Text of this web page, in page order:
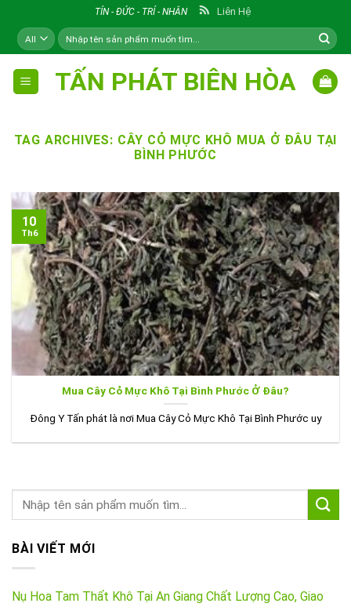
content
TÍN - ĐỨC - TRÍ - NHÂN Liên Hệ
Tìm
kiếm:
TẤN PHÁT BIÊN HÒA
TAG ARCHIVES: CÂY CỎ MỰC KHÔ MUA Ở ĐÂU TẠI
BÌNH PHƯỚC
Mua Cây Cỏ Mực Khô Tại Bình Phước Ở Đâu?
Đông Y Tấn phát là nơi Mua Cây Cỏ Mực Khô Tại Bình Phước uy
10
Th6
BÀI VIẾT MỚI
Nụ Hoa Tam Thất Khô Tại An Giang Chất Lượng Cao, Giao